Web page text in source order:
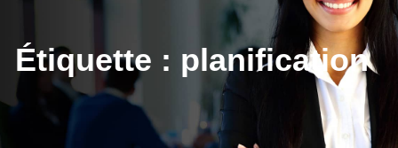
Étiquette : planification